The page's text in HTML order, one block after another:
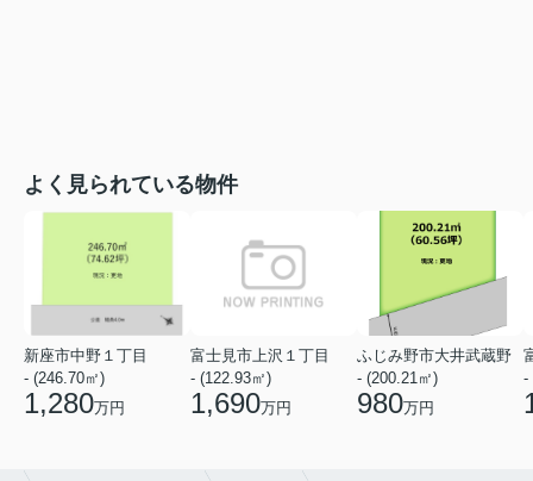
よく見られている物件
新座市中野１丁目
- (246.70㎡)
1,280万円
富士見市上沢１丁目
- (122.93㎡)
1,690万円
ふじみ野市大井武蔵野
- (200.21㎡)
980万円
-